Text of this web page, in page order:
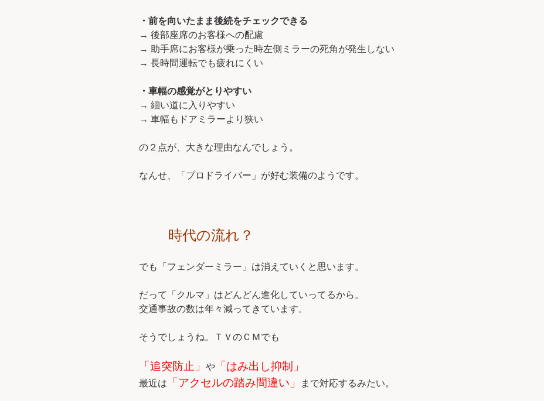
・前を向いたまま後続をチェックできる
→ 後部座席のお客様への配慮
→ 助手席にお客様が乗った時左側ミラーの死角が発生しない
→ 長時間運転でも疲れにくい
・車幅の感覚がとりやすい
→ 細い道に入りやすい
→ 車幅もドアミラーより狭い
の２点が、大きな理由なんでしょう。
なんせ、「プロドライバー」が好む装備のようです。
時代の流れ？
でも「フェンダーミラー」は消えていくと思います。
だって「クルマ」はどんどん進化していってるから。
交通事故の数は年々減ってきています。
そうでしょうね。ＴＶのＣＭでも
「追突防止」 や 「はみ出し抑制」
最近は 「アクセルの踏み間違い」 まで対応するみたい。